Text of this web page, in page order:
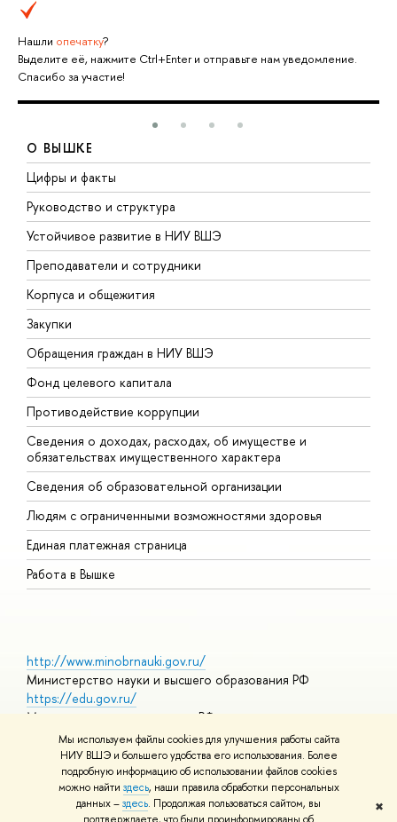
Мы используем файлы cookies для улучшения работы сайта
НИУ ВШЭ и большего удобства его использования. Более
подробную информацию об использовании файлов cookies
можно найти здесь, наши правила обработки персональных
данных –здесь. Продолжая пользоваться сайтом, вы
✖
Нашли опечатку?
Выделите её, нажмите Ctrl+Enter и отправьте нам уведомление.
Спасибо за участие!
О ВЫШКЕ
Цифры и факты
Руководство и структура
Устойчивое развитие в НИУ ВШЭ
Преподаватели и сотрудники
Корпуса и общежития
Закупки
Обращения граждан в НИУ ВШЭ
Фонд целевого капитала
Противодействие коррупции
Сведения о доходах, расходах, об имуществе и
обязательствах имущественного характера
Сведения об образовательной организации
Людям с ограниченными возможностями здоровья
Единая платежная страница
Работа в Вышке
http://www.minobrnauki.gov.ru/
Министерство науки и высшего образования РФ
https://edu.gov.ru/
Министерство просвещения РФ
https://elearning.hse.ru/mooc
Массовые открытые онлайн-курсы
© НИУ ВШЭ 1993–2026 Адреса и контактыУсловия